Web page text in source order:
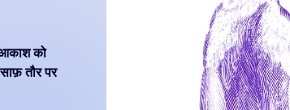
को
तौर पर